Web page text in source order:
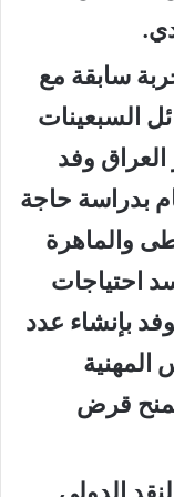
سابقة مع
السبعينات
وفد
بدراسة حاجة
والماهرة
احتياجات
بإنشاء عدد
المهنية
لمنح قرض